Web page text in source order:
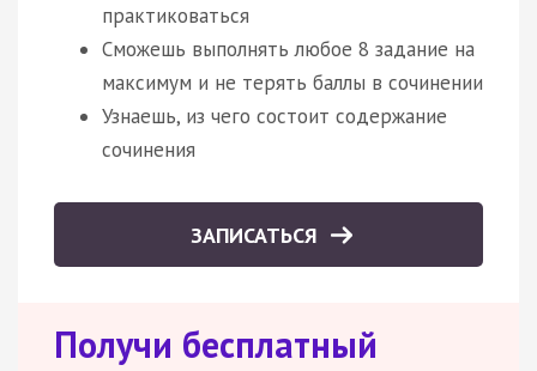
практиковаться
Сможешь выполнять любое 8 задание на
максимум и не терять баллы в сочинении
Узнаешь, из чего состоит содержание
сочинения
ЗАПИСАТЬСЯ
Получи бесплатный